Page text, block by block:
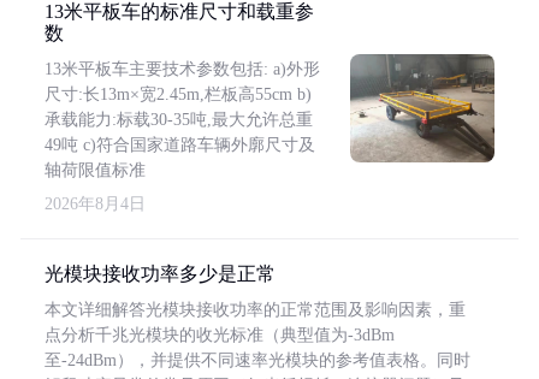
13米平板车的标准尺寸和载重参
数
13米平板车主要技术参数包括: a)外形
尺寸:长13m×宽2.45m,栏板高55cm b)
承载能力:标载30-35吨,最大允许总重
49吨 c)符合国家道路车辆外廓尺寸及
轴荷限值标准
2026年8月4日
光模块接收功率多少是正常
本文详细解答光模块接收功率的正常范围及影响因素，重
点分析千兆光模块的收光标准（典型值为-3dBm
至-24dBm），并提供不同速率光模块的参考值表格。同时